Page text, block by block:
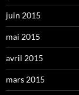
juin 2015
mai 2015
avril 2015
mars 2015